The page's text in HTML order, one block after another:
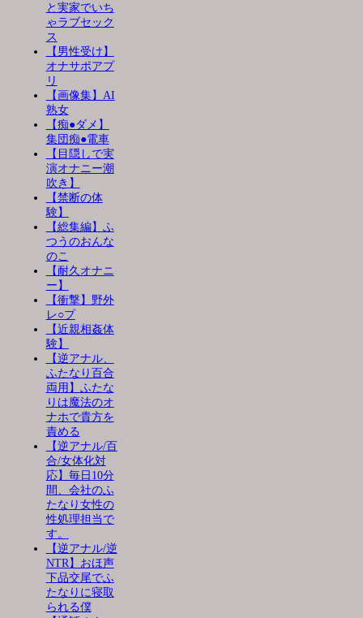
と実家でいち
ゃラブセック
ス
【男性受け】
オナサポアプ
リ
【画像集】AI
熟女
【痴●ダメ】
集団痴●電車
【目隠しで実
演オナニー潮
吹き】
【禁断の体
験】
【総集編】ふ
つうのおんな
のこ
【耐久オナニ
ー】
【衝撃】野外
レ○プ
【近親相姦体
験】
【逆アナル、
ふたなり百合
両用】ふたな
りは魔法のオ
ナホで貴方を
責める
【逆アナル/百
合/女体化対
応】毎日10分
間、会社のふ
たなり女性の
性処理担当で
す。
【逆アナル/逆
NTR】おほ声
下品交尾でふ
たなりに寝取
られる僕